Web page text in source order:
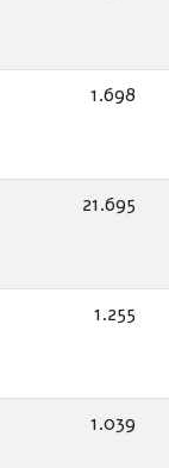
1.698
21.695
1.255
1.039